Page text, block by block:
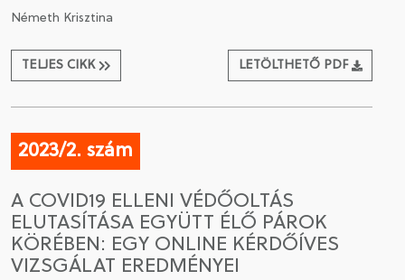
Németh Krisztina
TELJES CIKK LETÖLTHETŐ PDF
2023/2. szám
A COVID19 ELLENI VÉDŐOLTÁS
ELUTASÍTÁSA EGYÜTT ÉLŐ PÁROK
KÖRÉBEN: EGY ONLINE KÉRDŐÍVES
VIZSGÁLAT EREDMÉNYEI